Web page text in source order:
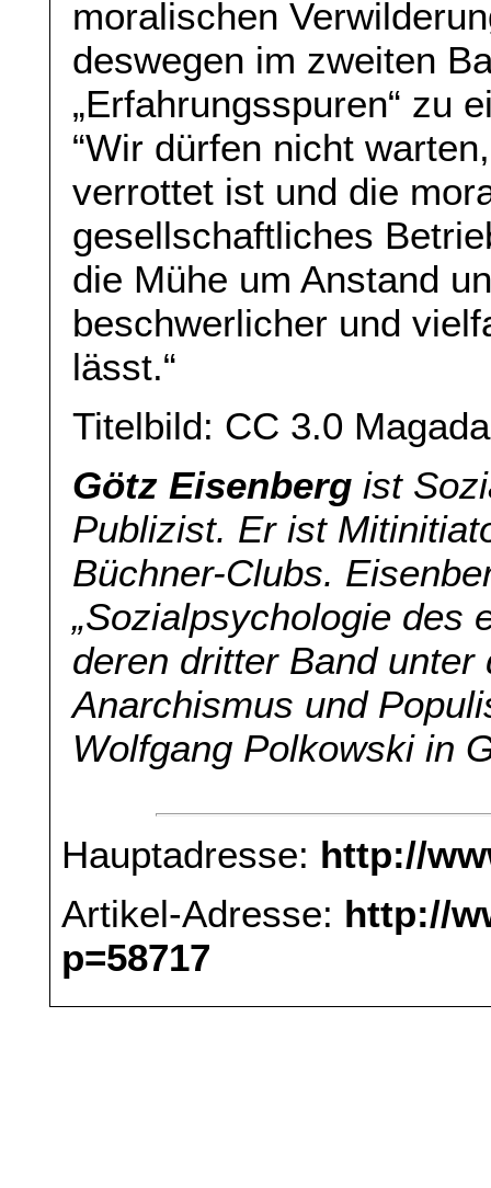
moralischen
deswegen im zweiten
„Erfahrungsspuren“ zu
“Wir dürfen nicht
verrottet ist und die
gesellschaftliches
die Mühe um Anstand
beschwerlicher und
lässt.“
Titelbild: CC 3.0
Götz Eisenberg ist
Publizist. Er ist
Büchner-Clubs.
„Sozialpsychologie des
deren dritter Band unter
Anarchismus und
Wolfgang Polkowski in
Hauptadresse: http://
Artikel-Adresse: http://
p=58717